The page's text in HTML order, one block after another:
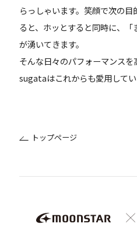
らっしゃいます。笑顔で次の
ると、ホッとすると同時に、
が湧いてきます。
そんな日々のパフォーマンスを
sugataはこれからも愛用してい
トップページ